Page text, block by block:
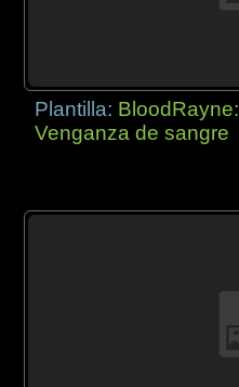
Plantilla: BloodRayne:
Venganza de sangre